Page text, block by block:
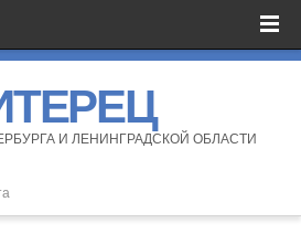
И ЛЕНИНГРАДСКОЙ ОБЛАСТИ